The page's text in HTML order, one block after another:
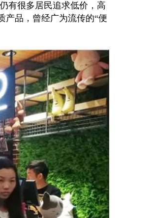
有很多居民追求低价，高
产品，曾经广为流传的“便